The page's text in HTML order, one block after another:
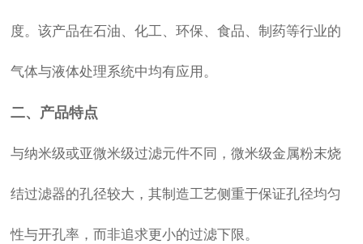
度。该产品在石油、化工、环保、食品、制药等行业的
气体与液体处理系统中均有应用。
二、产品特点
与纳米级或亚微米级过滤元件不同，微米级金属粉末烧
结过滤器的孔径较大，其制造工艺侧重于保证孔径均匀
性与开孔率，而非追求更小的过滤下限。